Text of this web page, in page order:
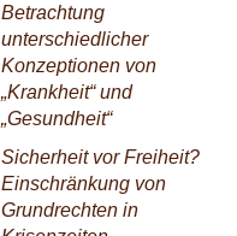
Betrachtung
unterschiedlicher
Konzeptionen von
„Krankheit“ und
„Gesundheit“
Sicherheit vor Freiheit?
Einschränkung von
Grundrechten in